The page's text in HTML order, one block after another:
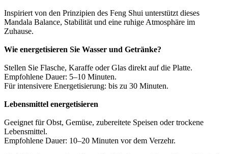
Inspiriert von den Prinzipien des Feng Shui unterstützt dieses
Mandala Balance, Stabilität und eine ruhige Atmosphäre im
Zuhause.
Wie energetisieren Sie Wasser und Getränke?
Stellen Sie Flasche, Karaffe oder Glas direkt auf die Platte.
Empfohlene Dauer: 5–10 Minuten.
Für intensivere Energetisierung: bis zu 30 Minuten.
Lebensmittel energetisieren
Geeignet für Obst, Gemüse, zubereitete Speisen oder trockene
Lebensmittel.
Empfohlene Dauer: 10–20 Minuten vor dem Verzehr.